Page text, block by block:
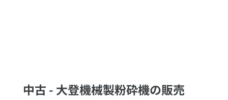
中古 - 大登機械製粉砕機の販売